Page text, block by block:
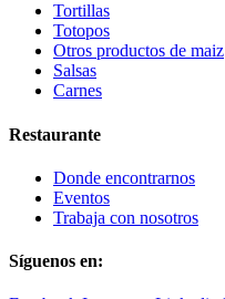
Tortillas
Totopos
Otros productos de maiz
Salsas
Carnes
Restaurante
Donde encontrarnos
Eventos
Trabaja con nosotros
Síguenos en: